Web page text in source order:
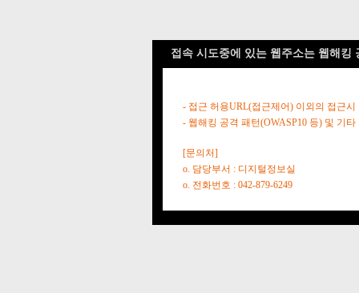
접속 시도중에 있는 웹주소는 웹해킹
- 접근 허용URL(접근제어) 이외의 접근시
- 웹해킹 공격 패턴(OWASP10 등) 및 기
[문의처]
o. 담당부서 : 디지털정보실
o. 전화번호 : 042-879-6249